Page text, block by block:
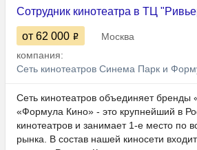
Сотрудник кинотеатра в ТЦ
от 62 000
Москва
компания:
Сеть кинотеатров Синема Парк и
Сеть кинотеатров объединяет
«Формула Кино» - это крупнейший в
кинотеатров и занимает 1-е место по
рынка. В состав нашей киносети